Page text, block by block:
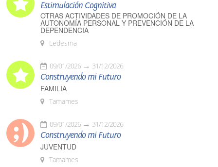
Estimulación Cognitiva
OTRAS ACTIVIDADES DE PROMOCIÓN DE LA
AUTONOMÍA PERSONAL Y PREVENCIÓN DE LA
DEPENDENCIA
Ledesma
09/01/2026 31/12/2026
Construyendo mi Futuro
FAMILIA
Tamames
09/01/2026 31/12/2026
Construyendo mi Futuro
JUVENTUD
Tamames